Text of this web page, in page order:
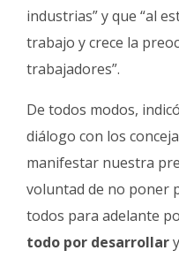
industrias” y que “al
trabajo y crece la
trabajadores”.
De todos modos,
diálogo con los
manifestar nuestra
voluntad de no poner
todos para adelante
todo por desarrollar